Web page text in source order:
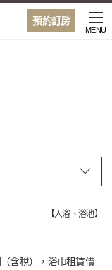
預約訂房
MENU
【入浴、浴池】
含稅），浴巾租賃價